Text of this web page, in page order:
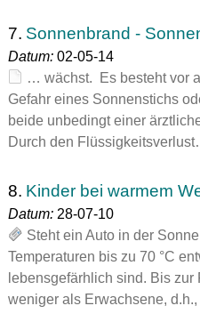
7. Sonnenbrand -
Datum:02-05-14
… wächst. Es besteht vor
Gefahr eines Sonnenstichs
beide unbedingt einer
Durch den
8. Kinder bei warmem
Datum:28-07-10
Steht ein Auto in der
Temperaturen bis zu 70 °C
lebensgefärhlich sind. Bis
weniger als Erwachsene,